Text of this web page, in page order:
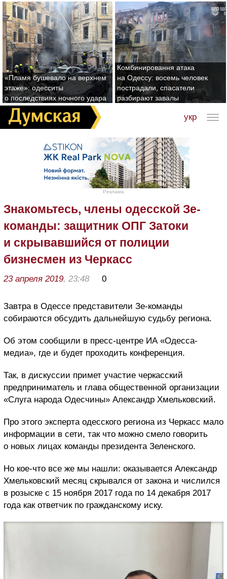
«Пламя бушевало на верхнем
этаже»: одесситы
о последствиях ночного удара
Комбинировання атака
на Одессу: восемь человек
пострадали, спасатели
разбирают завалы
укр
Реклама
Знакомьтесь, члены одесской Зе-
команды: защитник ОПГ Затоки
и скрывавшийся от полиции
бизнесмен из Черкасс
23 апреля 2019, 23:48 0
Завтра в Одессе представители Зе-команды
собираются обсудить дальнейшую судьбу региона.
Об этом сообщили в пресс-центре ИА «Одесса-
медиа», где и будет проходить конференция.
Так, в дискуссии примет участие черкасский
предприниматель и глава общественной организации
«Слуга народа Одесчины» Александр Хмельковский.
Про этого эксперта одесского региона из Черкасс мало
информации в сети, так что можно смело говорить
о новых лицах команды президента Зеленского.
Но кое-что все же мы нашли: оказывается Александр
Хмельковский месяц скрывался от закона и числился
в розыске с 15 ноября 2017 года по 14 декабря 2017
года как ответчик по гражданскому иску.